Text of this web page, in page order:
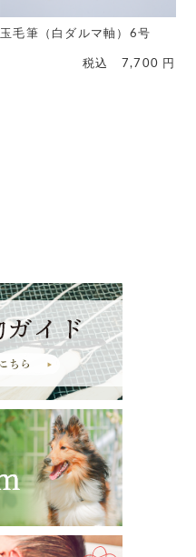
玉毛筆（白ダルマ軸）6号
税込 7,700 円